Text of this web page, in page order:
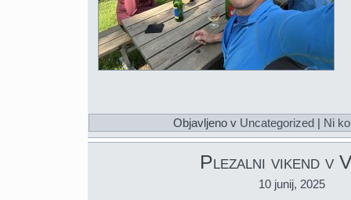
Objavljeno v Uncategorized | Ni
Plezalni vikend v
10 junij, 2025